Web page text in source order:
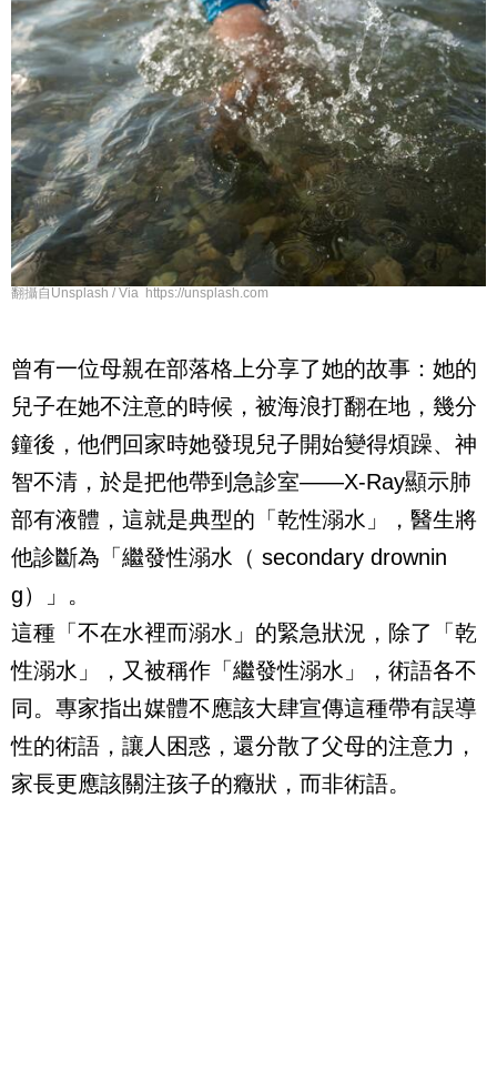
翻攝自Unsplash / Via https://unsplash.com
曾有一位母親在部落格上分享了她的故事：她的
兒子在她不注意的時候，被海浪打翻在地，幾分
鐘後，他們回家時她發現兒子開始變得煩躁、神
智不清，於是把他帶到急診室——X-Ray顯示肺
部有液體，這就是典型的「乾性溺水」，醫生將
他診斷為「繼發性溺水（ secondary drownin
g）」。
這種「不在水裡而溺水」的緊急狀況，除了「乾
性溺水」，又被稱作「繼發性溺水」，術語各不
同。專家指出媒體不應該大肆宣傳這種帶有誤導
性的術語，讓人困惑，還分散了父母的注意力，
家長更應該關注孩子的癥狀，而非術語。